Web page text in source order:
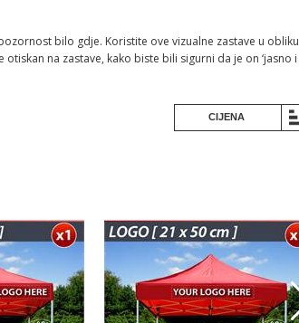
bilo gdje. Koristite ove vizualne zastave u obliku
na zastave, kako biste bili sigurni da je on ‘jasno i
CIJENA